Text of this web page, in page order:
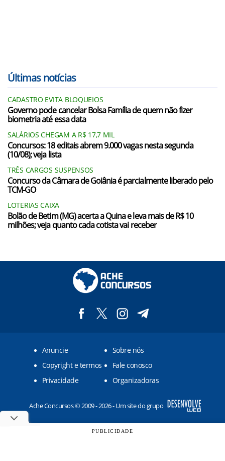
Últimas notícias
CADASTRO EVITA BLOQUEIOS
Governo pode cancelar Bolsa Família de quem não fizer
biometria até essa data
SALÁRIOS CHEGAM A R$ 17,7 MIL
Concursos: 18 editais abrem 9.000 vagas nesta segunda
(10/08); veja lista
TRÊS CARGOS SUSPENSOS
Concurso da Câmara de Goiânia é parcialmente liberado pelo
TCM-GO
LOTERIAS CAIXA
Bolão de Betim (MG) acerta a Quina e leva mais de R$ 10
milhões; veja quanto cada cotista vai receber
Anuncie
Sobre nós
Copyright e termos
Fale conosco
Privacidade
Organizadoras
Ache Concursos © 2009 - 2026 - Um site do grupo
PUBLICIDADE